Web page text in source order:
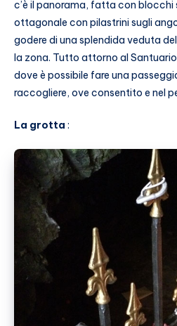
c’è il panorama, fatta con
ottagonale con pilastrini sugli
godere di una splendida veduta
la zona. Tutto attorno al
dove è possibile fare una
raccogliere, ove consentito e nel
La grotta :